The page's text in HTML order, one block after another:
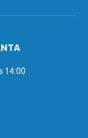
14:00